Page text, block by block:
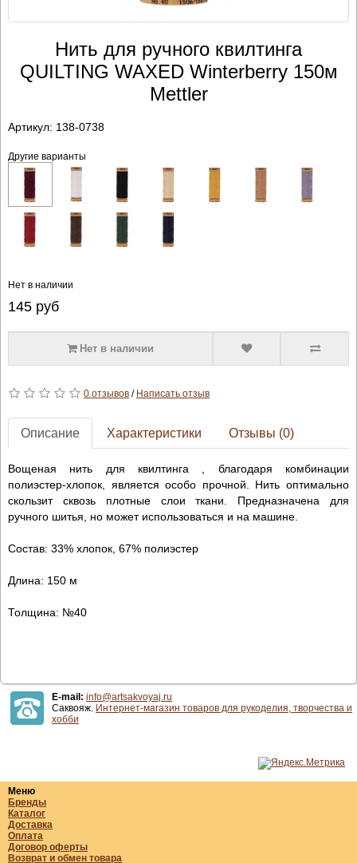
Нить для ручного квилтинга
QUILTING WAXED Winterberry 150м
Mettler
Артикул: 138-0738
Другие варианты
Нет в наличии
145руб
Нет в наличии
0 отзывов/ Написать отзыв
Описание Характеристики Отзывы (0)
Вощеная нить для квилтинга , благодаря комбинации
полиэстер-хлопок, является особо прочной. Нить оптимально
скользит сквозь плотные слои ткани. Предназначена для
ручного шитья, но может использоваться и на машине.
Состав: 33% хлопок, 67% полиэстер
Длина: 150 м
Толщина: №40
E-mail: info@artsakvoyaj.ru
Саквояж. Интернет-магазин товаров для рукоделия, творчества и
хобби
Меню
Бренды
Каталог
Доставка
Оплата
Договор оферты
Возврат и обмен товара